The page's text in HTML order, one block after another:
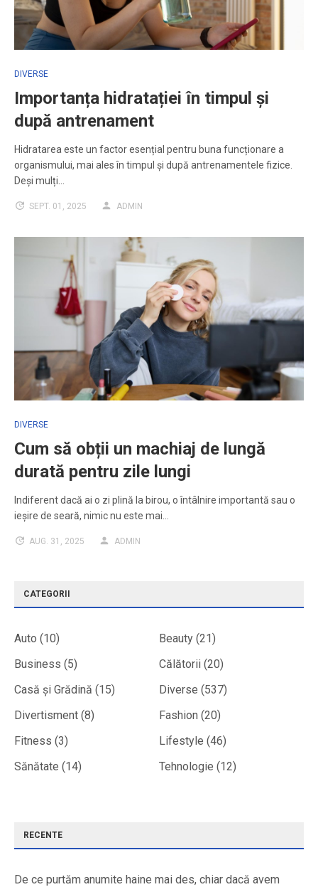
DIVERSE
Importanța hidratației în timpul și
după antrenament
Hidratarea este un factor esențial pentru buna funcționare a
organismului, mai ales în timpul și după antrenamentele fizice.
Deși mulți…
SEPT. 01, 2025 ADMIN
DIVERSE
Cum să obții un machiaj de lungă
durată pentru zile lungi
Indiferent dacă ai o zi plină la birou, o întâlnire importantă sau o
ieșire de seară, nimic nu este mai…
AUG. 31, 2025 ADMIN
CATEGORII
Auto (10) Beauty (21)
Business (5) Călătorii (20)
Casă și Grădină (15) Diverse (537)
Divertisment (8) Fashion (20)
Fitness (3) Lifestyle (46)
Sănătate (14) Tehnologie (12)
RECENTE
De ce purtăm anumite haine mai des, chiar dacă avem